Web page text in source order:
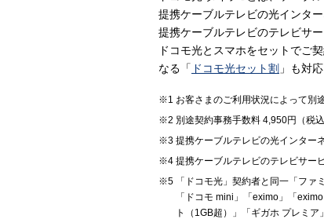
提携ケーブルテレビの光インタ
提携ケーブルテレビのテレビサ
ドコモ光とスマホをセットでご
なる「 ドコモ光セット割 」も対応
お客さまのご利用状況によって別
別途契約事務手数料 4,950円（税
提携ケーブルテレビの光インター
提携ケーブルテレビのテレビサー
「ドコモ光」契約者と同一「フ
「ドコモ mini」「eximo」「
ト（1GB超）」「ギガホ プレミ